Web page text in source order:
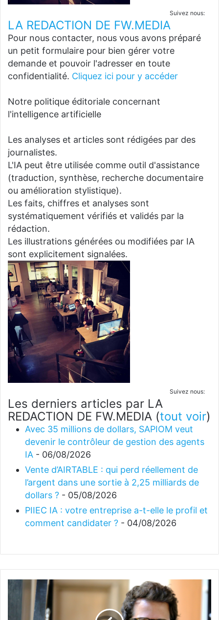
Suivez nous:
LA REDACTION DE FW.MEDIA
Pour nous contacter, nous vous avons préparé
un petit formulaire pour bien gérer votre
demande et pouvoir l'adresser en toute
confidentialité. Cliquez ici pour y accéder
Notre politique éditoriale concernant
l'intelligence artificielle
Les analyses et articles sont rédigées par des
journalistes.
L'IA peut être utilisée comme outil d'assistance
(traduction, synthèse, recherche documentaire
ou amélioration stylistique).
Les faits, chiffres et analyses sont
systématiquement vérifiés et validés par la
rédaction.
Les illustrations générées ou modifiées par IA
sont explicitement signalées.
Suivez nous:
Les derniers articles par LA
REDACTION DE FW.MEDIA (tout voir)
Avec 35 millions de dollars, SAPIOM veut
devenir le contrôleur de gestion des agents
IA - 06/08/2026
Vente d’AIRTABLE : qui perd réellement de
l’argent dans une sortie à 2,25 milliards de
dollars ? - 05/08/2026
PIIEC IA : votre entreprise a-t-elle le profil et
comment candidater ? - 04/08/2026